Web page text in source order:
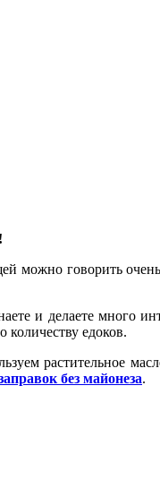
можно говорить
и делаете много
количеству едоков.
растительное
без майонеза.